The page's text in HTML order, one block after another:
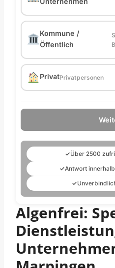
Kommune /
Öffentlich
PrivatPrivatpersonen
✓Über 2500
✓Antwort
✓
Algenfrei: